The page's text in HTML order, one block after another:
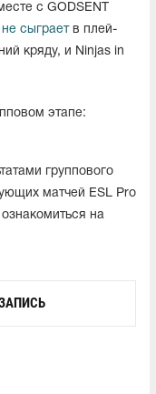
с GODSENT
не сыграетв плей-
кряду, и Ninjas in
этапе:
группового
матчей ESL Pro
на